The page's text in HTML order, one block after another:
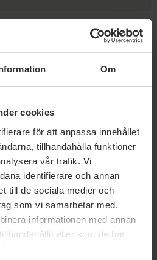
Om
cookies
för att anpassa innehållet
tillhandahålla funktioner
vår trafik. Vi
identifierare och annan
till de sociala medier och
som vi samarbetar med.
informationen med annan
eller som de har
deras tjänster.
i Vilhelmina
Norin
sekreterare och kanslist
mer om Arvid Norin
Åslund
mer om Helena Åslund
Westbom Svenungsson
Kanslist och politisk sekreterare för
MP Västerbotten